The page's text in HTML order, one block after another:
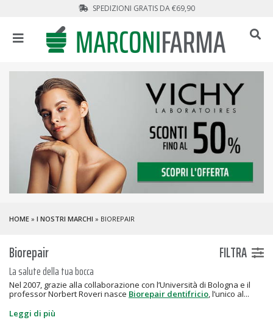
SPEDIZIONI GRATIS DA €69,90
HOME » I NOSTRI MARCHI » BIOREPAIR
Biorepair FILTRA
La salute della tua bocca
Nel 2007, grazie alla collaborazione con l’Università di Bologna e il
professor Norbert Roveri nasce Biorepair dentifricio, l’unico al...
Leggi di più